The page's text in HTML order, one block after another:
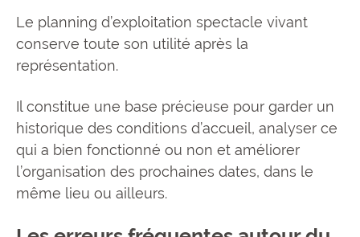
Le planning d’exploitation spectacle vivant
conserve toute son utilité après la
représentation.
Il constitue une base précieuse pour garder un
historique des conditions d’accueil, analyser ce
qui a bien fonctionné ou non et améliorer
l’organisation des prochaines dates, dans le
même lieu ou ailleurs.